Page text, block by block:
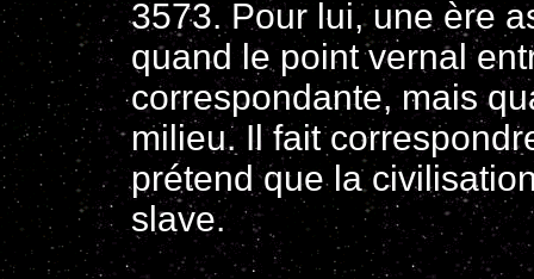
3573. Pour lui, une ère
quand le point vernal
correspondante, mais
milieu. Il fait
prétend que la
slave.